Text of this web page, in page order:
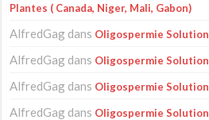
Plantes ( Canada, Niger, Mali, Gabon)
AlfredGag dans Oligospermie
AlfredGag dans Oligospermie
AlfredGag dans Oligospermie
AlfredGag dans Oligospermie